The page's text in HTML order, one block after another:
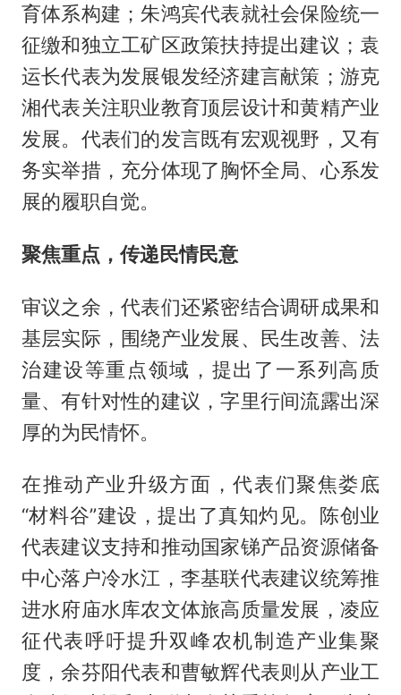
育体系构建；朱鸿宾代表就社会保险统一
征缴和独立工矿区政策扶持提出建议；袁
运长代表为发展银发经济建言献策；游克
湘代表关注职业教育顶层设计和黄精产业
发展。代表们的发言既有宏观视野，又有
务实举措，充分体现了胸怀全局、心系发
展的履职自觉。
聚焦重点，传递民情民意
审议之余，代表们还紧密结合调研成果和
基层实际，围绕产业发展、民生改善、法
治建设等重点领域，提出了一系列高质
量、有针对性的建议，字里行间流露出深
厚的为民情怀。
在推动产业升级方面，代表们聚焦娄底
“材料谷”建设，提出了真知灼见。陈创业
代表建议支持和推动国家锑产品资源储备
中心落户冷水江，李基联代表建议统筹推
进水府庙水库农文体旅高质量发展，凌应
征代表呼吁提升双峰农机制造产业集聚
度，余芬阳代表和曹敏辉代表则从产业工